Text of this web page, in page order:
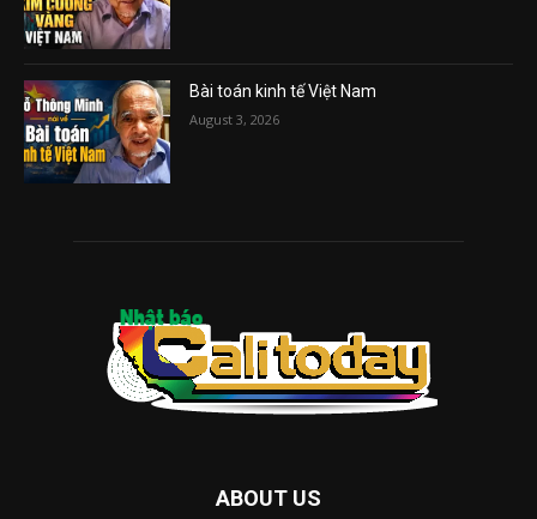
Bài toán kinh tế Việt Nam
August 3, 2026
ABOUT US